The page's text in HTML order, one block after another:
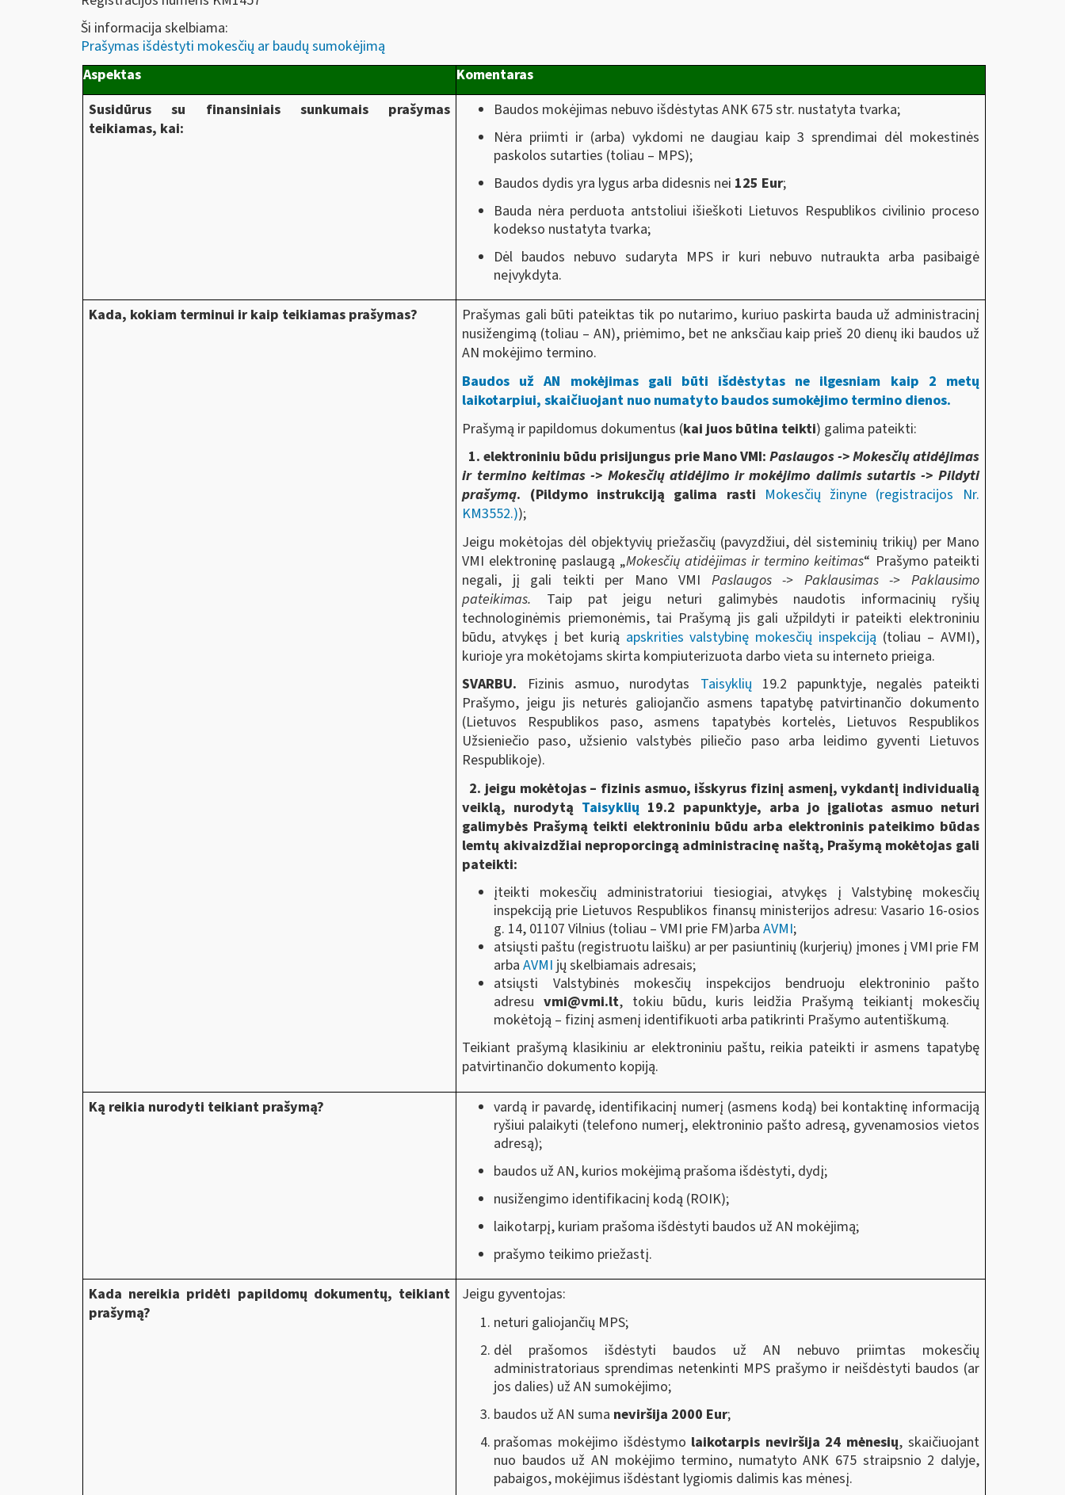
Ši informacija skelbiama:
Prašymas išdėstyti mokesčių ar baudų sumokėjimą
Aspektas
Komentaras
Susidūrus su finansiniais sunkumais prašymas
teikiamas, kai:
Baudos mokėjimas nebuvo išdėstytas ANK 675 str. nustatyta tvarka;
Nėra priimti ir (arba) vykdomi ne daugiau kaip 3 sprendimai dėl mokestinės
paskolos sutarties (toliau – MPS);
Baudos dydis yra lygus arba didesnis nei 125 Eur;
Bauda nėra perduota antstoliui išieškoti Lietuvos Respublikos civilinio proceso
kodekso nustatyta tvarka;
Dėl baudos nebuvo sudaryta MPS ir kuri nebuvo nutraukta arba pasibaigė
neįvykdyta.
Kada, kokiam terminui ir kaip teikiamas prašymas?
Prašymas gali būti pateiktas tik po nutarimo, kuriuo paskirta bauda už administracinį
nusižengimą (toliau – AN), priėmimo, bet ne anksčiau kaip prieš 20 dienų iki baudos už
AN mokėjimo termino.
Baudos už AN mokėjimas gali būti išdėstytas ne ilgesniam kaip 2 metų
laikotarpiui, skaičiuojant nuo numatyto baudos sumokėjimo termino dienos.
Prašymą ir papildomus dokumentus (kai juos būtina teikti) galima pateikti:
1. elektroniniu būdu prisijungus prie Mano VMI: Paslaugos -> Mokesčių atidėjimas
ir termino keitimas -> Mokesčių atidėjimo ir mokėjimo dalimis sutartis -> Pildyti
prašymą. (Pildymo instrukciją galima rasti Mokesčių žinyne (registracijos Nr.
KM3552.));
Jeigu mokėtojas dėl objektyvių priežasčių (pavyzdžiui, dėl sisteminių trikių) per Mano
VMI elektroninę paslaugą „Mokesčių atidėjimas ir termino keitimas“ Prašymo pateikti
negali, jį gali teikti per Mano VMI Paslaugos -> Paklausimas -> Paklausimo
pateikimas.
Taip pat jeigu neturi galimybės naudotis informacinių ryšių
technologinėmis priemonėmis, tai Prašymą jis gali užpildyti ir pateikti elektroniniu
būdu, atvykęs į bet kurią apskrities valstybinę mokesčių inspekciją (toliau – AVMI),
kurioje yra mokėtojams skirta kompiuterizuota darbo vieta su interneto prieiga.
SVARBU. Fizinis asmuo, nurodytas Taisyklių 19.2 papunktyje, negalės pateikti
Prašymo, jeigu jis neturės galiojančio asmens tapatybę patvirtinančio dokumento
(Lietuvos Respublikos paso, asmens tapatybės kortelės, Lietuvos Respublikos
Užsieniečio paso, užsienio valstybės piliečio paso arba leidimo gyventi Lietuvos
Respublikoje).
2. jeigu mokėtojas – fizinis asmuo, išskyrus fizinį asmenį, vykdantį individualią
veiklą, nurodytą Taisyklių 19.2 papunktyje, arba jo įgaliotas asmuo neturi
galimybės Prašymą teikti elektroniniu būdu arba elektroninis pateikimo būdas
lemtų akivaizdžiai neproporcingą administracinę naštą, Prašymą mokėtojas gali
pateikti:
įteikti mokesčių administratoriui tiesiogiai, atvykęs į Valstybinę mokesčių
inspekciją prie Lietuvos Respublikos finansų ministerijos adresu: Vasario 16-osios
g. 14, 01107 Vilnius (toliau ‒ VMI prie FM)arbaAVMI;
atsiųsti paštu (registruotu laišku) ar per pasiuntinių (kurjerių) įmones į VMI prie FM
arbaAVMI jų skelbiamais adresais;
atsiųsti Valstybinės mokesčių inspekcijos bendruoju elektroninio pašto
adresuvmi@vmi.lt, tokiu būdu, kuris leidžia Prašymą teikiantį mokesčių
mokėtoją ‒ fizinį asmenį identifikuoti arba patikrinti Prašymo autentiškumą.
Teikiant prašymą klasikiniu ar elektroniniu paštu, reikia pateikti ir asmens tapatybę
patvirtinančio dokumento kopiją.
Ką reikia nurodyti teikiant prašymą?
vardą ir pavardę, identifikacinį numerį (asmens kodą) bei kontaktinę informaciją
ryšiui palaikyti (telefono numerį, elektroninio pašto adresą, gyvenamosios vietos
adresą);
baudos už AN, kurios mokėjimą prašoma išdėstyti, dydį;
nusižengimo identifikacinį kodą (ROIK);
laikotarpį, kuriam prašoma išdėstyti baudos už AN mokėjimą;
prašymo teikimo priežastį.
Kada nereikia pridėti papildomų dokumentų, teikiant
prašymą?
Jeigu gyventojas:
neturi galiojančių MPS;
dėl prašomos išdėstyti baudos už AN nebuvo priimtas mokesčių
administratoriaus sprendimas netenkinti MPS prašymo ir neišdėstyti baudos (ar
jos dalies) už AN sumokėjimo;
baudos už AN suma neviršija 2000 Eur;
prašomas mokėjimo išdėstymo laikotarpis neviršija 24 mėnesių, skaičiuojant
nuo baudos už AN mokėjimo termino, numatyto ANK 675 straipsnio 2 dalyje,
pabaigos, mokėjimus išdėstant lygiomis dalimis kas mėnesį.